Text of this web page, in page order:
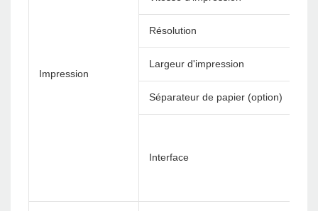
Impression
Résolution
Largeur d'impression
Séparateur de papier (option)
Interface